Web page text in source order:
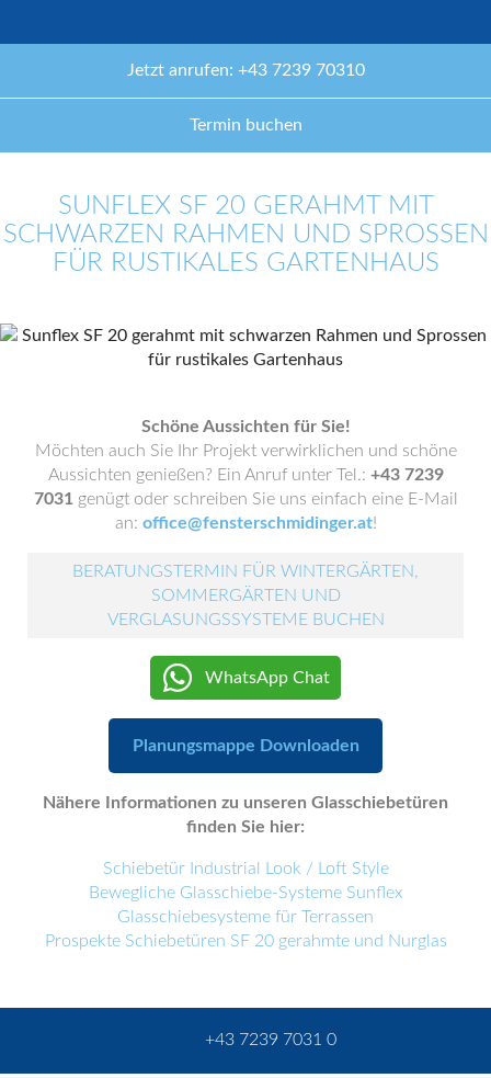
Jetzt anrufen: +43 7239 70310
Termin buchen
SUNFLEX SF 20 GERAHMT MIT
SCHWARZEN RAHMEN UND SPROSSEN
FÜR RUSTIKALES GARTENHAUS
Schöne Aussichten für Sie!
Möchten auch Sie Ihr Projekt verwirklichen und schöne
Aussichten genießen? Ein Anruf unter Tel.: +43 7239
7031 genügt oder schreiben Sie uns einfach eine E-Mail
an: office@fensterschmidinger.at!
BERATUNGSTERMIN FÜR WINTERGÄRTEN,
SOMMERGÄRTEN UND
VERGLASUNGSSYSTEME BUCHEN
WhatsApp Chat
Planungsmappe Downloaden
Nähere Informationen zu unseren Glasschiebetüren
finden Sie hier:
Schiebetür Industrial Look / Loft Style
Bewegliche Glasschiebe-Systeme Sunflex
Glasschiebesysteme für Terrassen
Prospekte Schiebetüren SF 20 gerahmte und Nurglas
+43 7239 7031 0